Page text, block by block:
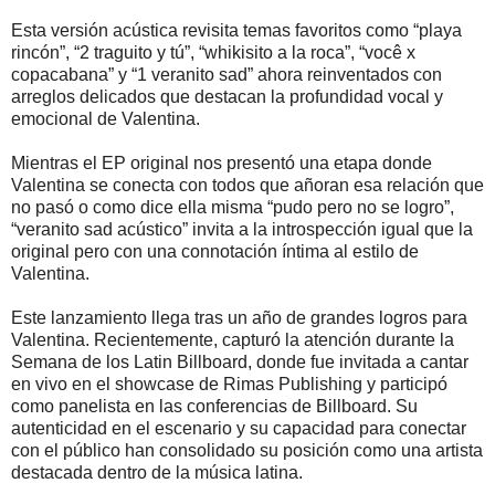
Esta versión acústica revisita temas favoritos como “playa
rincón”, “2 traguito y tú”, “whikisito a la roca”, “você x
copacabana” y “1 veranito sad” ahora reinventados con
arreglos delicados que destacan la profundidad vocal y
emocional de Valentina.
Mientras el EP original nos presentó una etapa donde
Valentina se conecta con todos que añoran esa relación que
no pasó o como dice ella misma “pudo pero no se logro”,
“veranito sad acústico” invita a la introspección igual que la
original pero con una connotación íntima al estilo de
Valentina.
Este lanzamiento llega tras un año de grandes logros para
Valentina. Recientemente, capturó la atención durante la
Semana de los Latin Billboard, donde fue invitada a cantar
en vivo en el showcase de Rimas Publishing y participó
como panelista en las conferencias de Billboard. Su
autenticidad en el escenario y su capacidad para conectar
con el público han consolidado su posición como una artista
destacada dentro de la música latina.